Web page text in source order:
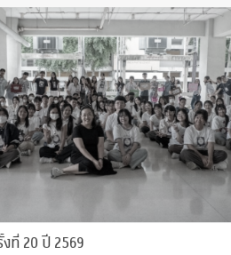
ค่ายเจาะจิต ครั้งที่ 20 ปี 2569